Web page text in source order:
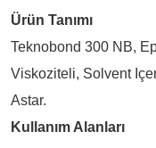
Ürün Tanımı
Teknobond 300 NB,
Viskoziteli, Solvent
Astar.
Kullanım Alanları